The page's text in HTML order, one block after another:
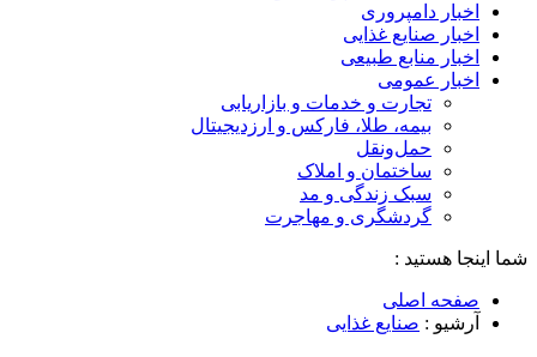
اخبار دامپروری
اخبار صنایع غذایی
اخبار منابع طبیعی
اخبار عمومی
تجارت و خدمات و بازاریابی
بیمه، طلا، فارکس و ارزدیجیتال
حمل‌و‌نقل
ساختمان و املاک
سبک زندگی و مد
گردشگری و مهاجرت
شما اینجا هستید :
صفحه اصلی
آرشیو : صنایع غذایی